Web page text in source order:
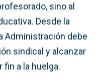
sino al
Desde la
Administración debe
sindical y alcanzar
fin a la huelga.